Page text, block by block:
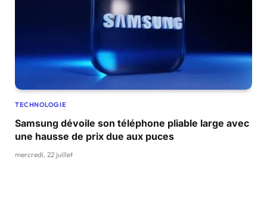
TECHNOLOGIE
Samsung dévoile son téléphone pliable large avec
une hausse de prix due aux puces
mercredi, 22 juillet